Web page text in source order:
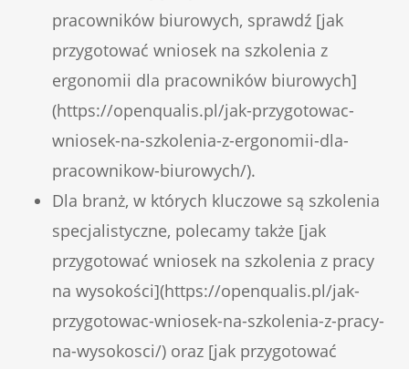
pracowników biurowych, sprawdź [jak
przygotować wniosek na szkolenia z
ergonomii dla pracowników biurowych]
(https://openqualis.pl/jak-przygotowac-
wniosek-na-szkolenia-z-ergonomii-dla-
pracownikow-biurowych/).
Dla branż, w których kluczowe są szkolenia
specjalistyczne, polecamy także [jak
przygotować wniosek na szkolenia z pracy
na wysokości](https://openqualis.pl/jak-
przygotowac-wniosek-na-szkolenia-z-pracy-
na-wysokosci/) oraz [jak przygotować